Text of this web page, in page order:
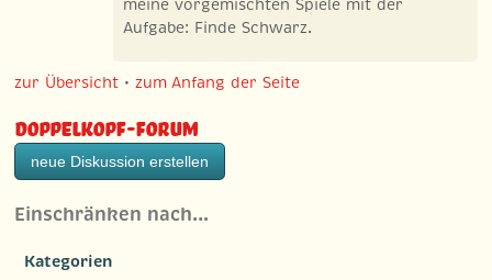
meine vorgemischten Spiele mit der
Aufgabe: Finde Schwarz.
zur Übersicht •zum Anfang der Seite
Doppelkopf-Forum
neue Diskussion erstellen
Einschränken nach…
Kategorien